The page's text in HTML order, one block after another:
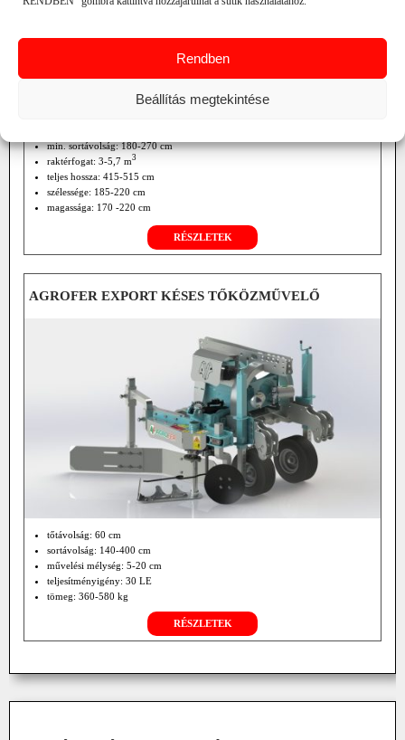
Rendben
Beállítás megtekintése
min. sortávolság: 180-270 cm
raktérfogat: 3-5,7 m3
teljes hossza: 415-515 cm
szélessége: 185-220 cm
magassága: 170 -220 cm
RÉSZLETEK
AGROFER EXPORT KÉSES TŐKÖZMŰVELŐ
tőtávolság: 60 cm
sortávolság: 140-400 cm
művelési mélység: 5-20 cm
teljesítményigény: 30 LE
tömeg: 360-580 kg
RÉSZLETEK